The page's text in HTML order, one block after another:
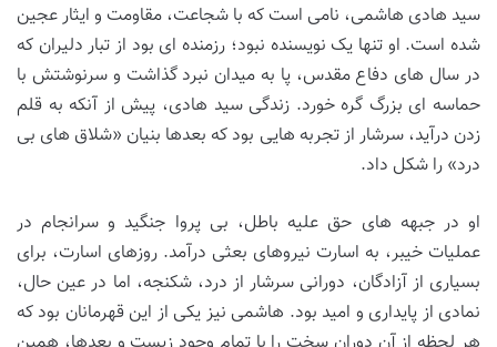
سید هادی هاشمی، نامی است که با شجاعت، مقاومت و ایثار عجین
شده است. او تنها یک نویسنده نبود؛ رزمنده ای بود از تبار دلیران که
در سال های دفاع مقدس، پا به میدان نبرد گذاشت و سرنوشتش با
حماسه ای بزرگ گره خورد. زندگی سید هادی، پیش از آنکه به قلم
زدن درآید، سرشار از تجربه هایی بود که بعدها بنیان «شلاق های بی
درد» را شکل داد.
او در جبهه های حق علیه باطل، بی پروا جنگید و سرانجام در
عملیات خیبر، به اسارت نیروهای بعثی درآمد. روزهای اسارت، برای
بسیاری از آزادگان، دورانی سرشار از درد، شکنجه، اما در عین حال،
نمادی از پایداری و امید بود. هاشمی نیز یکی از این قهرمانان بود که